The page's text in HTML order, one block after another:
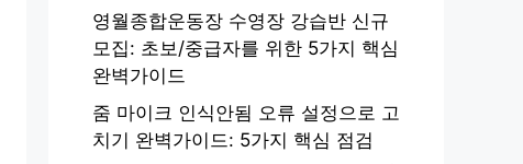
영월종합운동장 수영장 강습반 신규
모집: 초보/중급자를 위한 5가지 핵심
완벽가이드
줌 마이크 인식안됨 오류 설정으로 고
치기 완벽가이드: 5가지 핵심 점검